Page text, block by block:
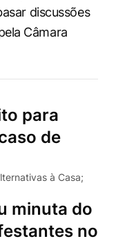
discussões
Câmara
para
de
à Casa;
minuta do
no